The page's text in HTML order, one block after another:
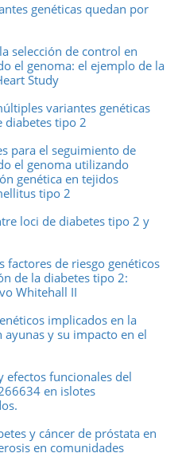
genéticas quedan por
selección de control en
el genoma: el ejemplo de la
Study
variantes genéticas
diabetes tipo 2
para el seguimiento de
el genoma utilizando
genética en tejidos
tipo 2
loci de diabetes tipo 2 y
factores de riesgo genéticos
de la diabetes tipo 2:
Whitehall II
implicados en la
ayunas y su impacto en el
efectos funcionales del
en islotes
y cáncer de próstata en
en comunidades